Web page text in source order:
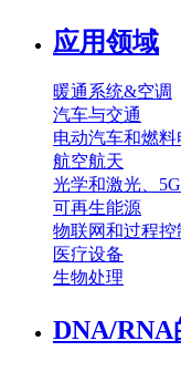
应用领域
暖通系统&空调
汽车与交通
电动汽车和燃料
航空航天
光学和激光、
可再生能源
物联网和过程控
医疗设备
生物处理
DNA/RNA